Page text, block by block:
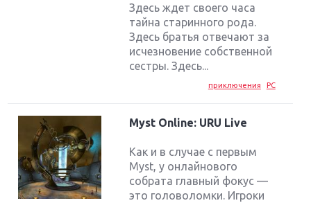
Здесь ждет своего часа
тайна старинного рода.
Здесь братья отвечают за
исчезновение собственной
сестры. Здесь...
приключения PC
Myst Online: URU Live
Как и в случае с первым
Myst, у онлайнового
собрата главный фокус —
это головоломки. Игроки